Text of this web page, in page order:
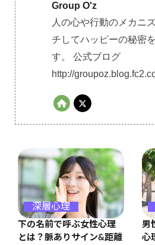
Group O'z
人の心や行動のメカニ
チしてハッピーの秘密
す。 公式ブログ
http://
深層心理
下の名前で呼ぶ女性心理
とは？脈ありサイン&距離
男
心